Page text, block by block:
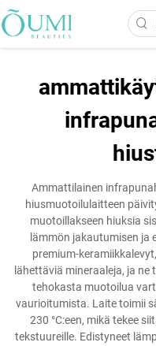
Uutiset
Käyttö
Ota Yhteyttä
Ammattilainen
hiusmuotoilulaitteen
muotoillakseen hiuksia
lämmön jakautumisen ja
premium-
lähettäviä mineraaleja, ja
tehokasta muotoilua
vaurioitumista. Laite toimii
230 °C:een, mikä tekee
tekstuureille. Edistyneet